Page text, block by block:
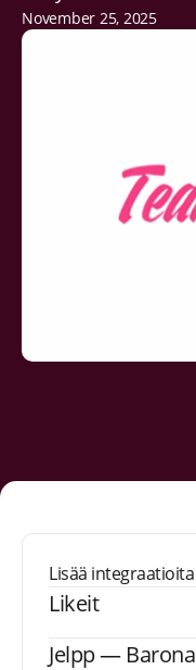
November 25, 2025
Lisää integraatioita
Likeit
Jelpp — Barona